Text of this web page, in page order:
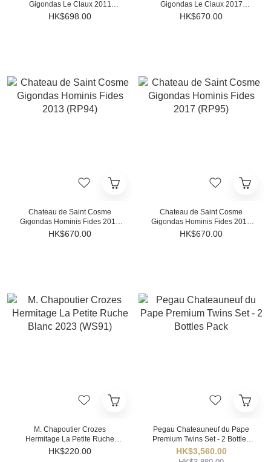
Gigondas Le Claux 2011
(RP96)
HK$698.00
Gigondas Le Claux 2017
(RP94)
HK$670.00
Chateau de Saint Cosme
Gigondas Hominis Fides 2013
(RP94)
HK$670.00
Chateau de Saint Cosme
Gigondas Hominis Fides 2017
(RP95)
HK$670.00
M. Chapoutier Crozes
Hermitage La Petite Ruche
Blanc 2023 (WS91)
HK$220.00
Pegau Chateauneuf du Pape
Premium Twins Set - 2 Bottles
Pack
HK$3,560.00